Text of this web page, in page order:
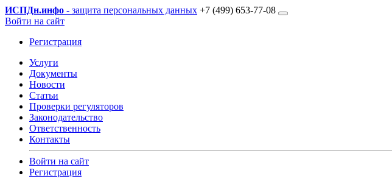
ИСПДн.инфо - защита персональных данных +7 (499) 653-77-08
Войти на сайт
Регистрация
Услуги
Документы
Новости
Статьи
Проверки регуляторов
Законодательство
Ответственность
Контакты
Войти на сайт
Регистрация